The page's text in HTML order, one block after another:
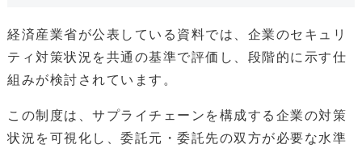
経済産業省が公表している資料では、企業のセキュリ
ティ対策状況を共通の基準で評価し、段階的に示す仕
組みが検討されています。
この制度は、サプライチェーンを構成する企業の対策
状況を可視化し、委託元・委託先の双方が必要な水準